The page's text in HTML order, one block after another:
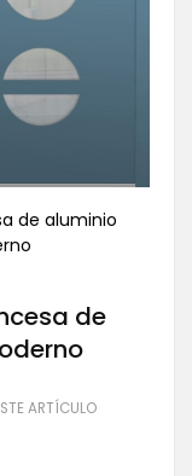
de aluminio
de
ARTÍCULO